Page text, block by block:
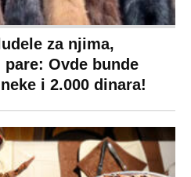
za njima,
Ovde bunde
i 2.000 dinara!